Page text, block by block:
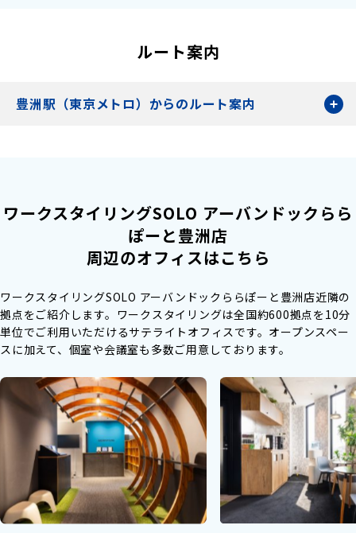
ルート案内
豊洲駅（東京メトロ）からのルート案内
ワークスタイリングSOLO アーバンドックらら
ぽーと豊洲店
周辺のオフィスはこちら
ワークスタイリングSOLO アーバンドックららぽーと豊洲店近隣の
拠点をご紹介します。 ワークスタイリングは全国約600拠点を10分
単位でご利用いただけるサテライトオフィスです。 オープンスペー
スに加えて、個室や会議室も多数ご用意しております。